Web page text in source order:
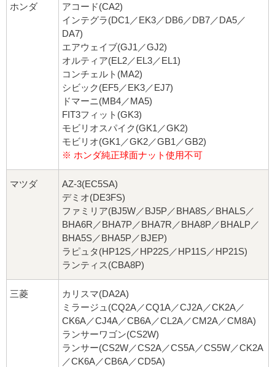
ホンダ
アコード(CA2)
インテグラ(DC1／EK3／DB6／DB7／DA5／
DA7)
エアウェイブ(GJ1／GJ2)
オルティア(EL2／EL3／EL1)
コンチェルト(MA2)
シビック(EF5／EK3／EJ7)
ドマーニ(MB4／MA5)
FIT3フィット(GK3)
モビリオスパイク(GK1／GK2)
モビリオ(GK1／GK2／GB1／GB2)
※ ホンダ純正球面ナット使用不可
マツダ
AZ-3(EC5SA)
デミオ(DE3FS)
ファミリア(BJ5W／BJ5P／BHA8S／BHALS／
BHA6R／BHA7P／BHA7R／BHA8P／BHALP／
BHA5S／BHA5P／BJEP)
ラピュタ(HP12S／HP22S／HP11S／HP21S)
ランティス(CBA8P)
三菱
カリスマ(DA2A)
ミラージュ(CQ2A／CQ1A／CJ2A／CK2A／
CK6A／CJ4A／CB6A／CL2A／CM2A／CM8A)
ランサーワゴン(CS2W)
ランサー(CS2W／CS2A／CS5A／CS5W／CK2A
／CK6A／CB6A／CD5A)